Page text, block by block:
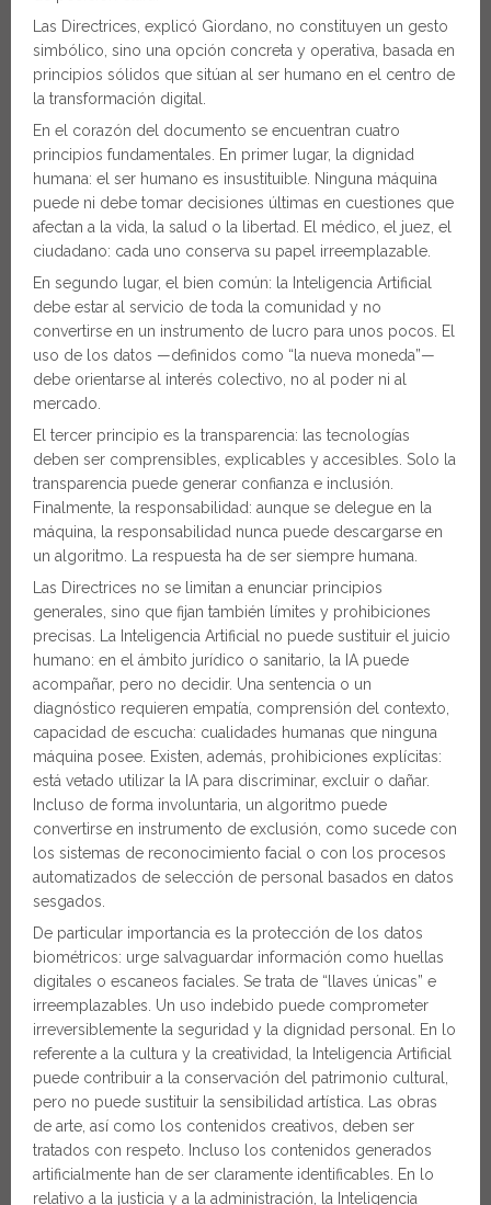
Las Directrices, explicó Giordano, no constituyen un gesto
simbólico, sino una opción concreta y operativa, basada en
principios sólidos que sitúan al ser humano en el centro de
la transformación digital.
En el corazón del documento se encuentran cuatro
principios fundamentales. En primer lugar, la dignidad
humana: el ser humano es insustituible. Ninguna máquina
puede ni debe tomar decisiones últimas en cuestiones que
afectan a la vida, la salud o la libertad. El médico, el juez, el
ciudadano: cada uno conserva su papel irreemplazable.
En segundo lugar, el bien común: la Inteligencia Artificial
debe estar al servicio de toda la comunidad y no
convertirse en un instrumento de lucro para unos pocos. El
uso de los datos —definidos como “la nueva moneda”—
debe orientarse al interés colectivo, no al poder ni al
mercado.
El tercer principio es la transparencia: las tecnologías
deben ser comprensibles, explicables y accesibles. Solo la
transparencia puede generar confianza e inclusión.
Finalmente, la responsabilidad: aunque se delegue en la
máquina, la responsabilidad nunca puede descargarse en
un algoritmo. La respuesta ha de ser siempre humana.
Las Directrices no se limitan a enunciar principios
generales, sino que fijan también límites y prohibiciones
precisas. La Inteligencia Artificial no puede sustituir el juicio
humano: en el ámbito jurídico o sanitario, la IA puede
acompañar, pero no decidir. Una sentencia o un
diagnóstico requieren empatía, comprensión del contexto,
capacidad de escucha: cualidades humanas que ninguna
máquina posee. Existen, además, prohibiciones explícitas:
está vetado utilizar la IA para discriminar, excluir o dañar.
Incluso de forma involuntaria, un algoritmo puede
convertirse en instrumento de exclusión, como sucede con
los sistemas de reconocimiento facial o con los procesos
automatizados de selección de personal basados en datos
sesgados.
De particular importancia es la protección de los datos
biométricos: urge salvaguardar información como huellas
digitales o escaneos faciales. Se trata de “llaves únicas” e
irreemplazables. Un uso indebido puede comprometer
irreversiblemente la seguridad y la dignidad personal. En lo
referente a la cultura y la creatividad, la Inteligencia Artificial
puede contribuir a la conservación del patrimonio cultural,
pero no puede sustituir la sensibilidad artística. Las obras
de arte, así como los contenidos creativos, deben ser
tratados con respeto. Incluso los contenidos generados
artificialmente han de ser claramente identificables. En lo
relativo a la justicia y a la administración, la Inteligencia